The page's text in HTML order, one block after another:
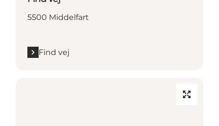
5500 Middelfart
Find vej